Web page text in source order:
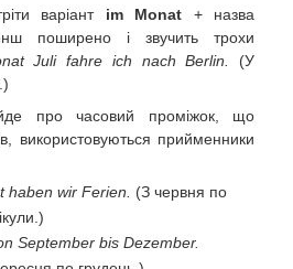
варіант im Monat + назва
поширено і звучить трохи
Juli fahre ich nach Berlin.
(У
про часовий проміжок, що
використовуються прийменники
haben wir Ferien.
(З червня по
September bis Dezember.